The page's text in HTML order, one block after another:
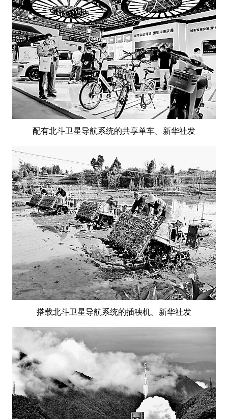
配有北斗卫星导航系统的共享单车。新华社发
搭载北斗卫星导航系统的插秧机。新华社发